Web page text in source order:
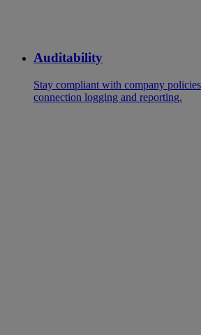
Auditability
Stay compliant with company
connection logging and reporting.